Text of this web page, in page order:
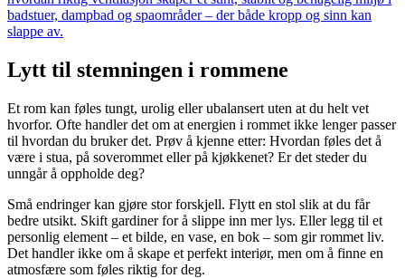
badstuer, dampbad og spaområder – der både kropp og sinn kan
slappe av.
Lytt til stemningen i rommene
Et rom kan føles tungt, urolig eller ubalansert uten at du helt vet
hvorfor. Ofte handler det om at energien i rommet ikke lenger passer
til hvordan du bruker det. Prøv å kjenne etter: Hvordan føles det å
være i stua, på soverommet eller på kjøkkenet? Er det steder du
unngår å oppholde deg?
Små endringer kan gjøre stor forskjell. Flytt en stol slik at du får
bedre utsikt. Skift gardiner for å slippe inn mer lys. Eller legg til et
personlig element – et bilde, en vase, en bok – som gir rommet liv.
Det handler ikke om å skape et perfekt interiør, men om å finne en
atmosfære som føles riktig for deg.